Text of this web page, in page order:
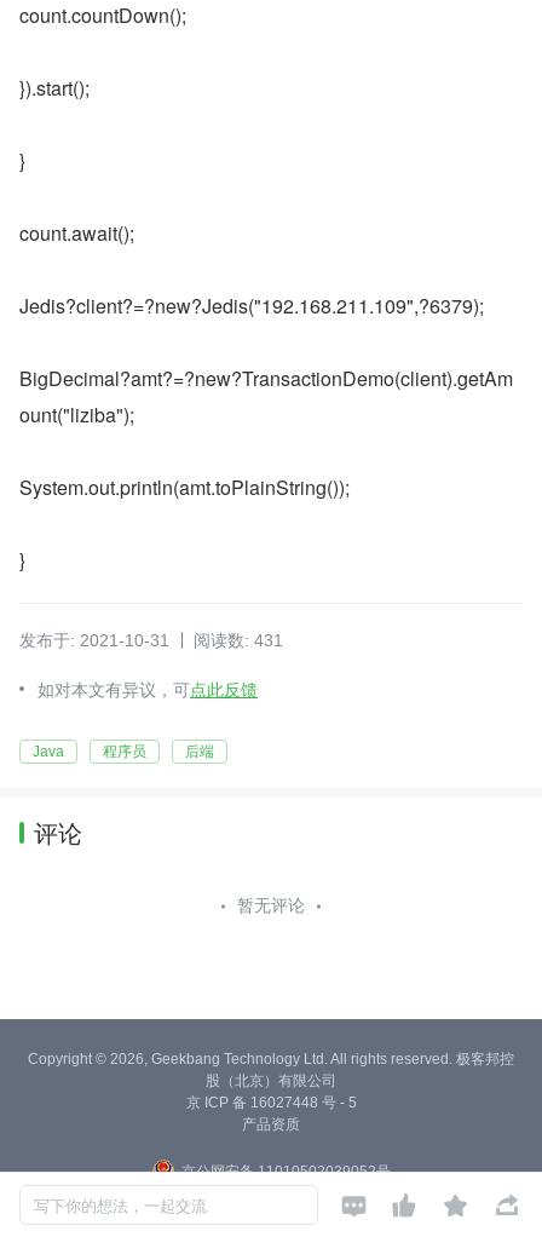
count.countDown();
}).start();
}
count.await();
Jedis?client?=?new?Jedis("192.168.211.109",?6379);
BigDecimal?amt?=?new?TransactionDemo(client).getAm
ount("liziba");
System.out.println(amt.toPlainString());
}
发布于: 2021-10-31 阅读数: 431
如对本文有异议，可点此反馈
Java 程序员 后端
评论
暂无评论
写下你的想法，一起交流    
Copyright © 2026, Geekbang Technology Ltd. All rights reserved. 极客邦控
股（北京）有限公司
京 ICP 备 16027448 号 - 5
产品资质
京公网安备 11010502039052号